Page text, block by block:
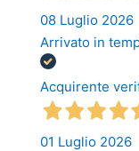
08 Luglio 2026
Arrivato in
Acquirente
01 Luglio 2026